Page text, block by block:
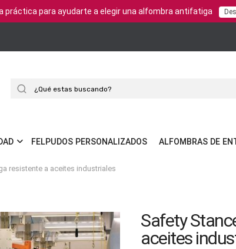
práctica para ayudarte a elegir una alfombra antifatiga
FELPUDOS PERSONALIZADOS ALFOMBRAS DE
resistente a aceites industriales
Safety
aceites